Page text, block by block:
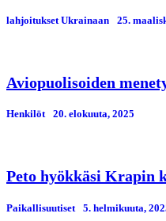
lahjoitukset Ukrainaan 25.
Aviopuolisoiden
Henkilöt 20. elokuuta, 2025
Peto hyökkäsi Krapin
Paikallisuutiset 5. helmikuuta,